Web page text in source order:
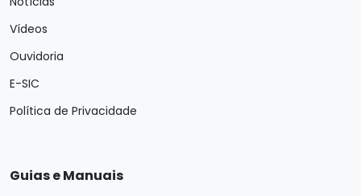
Vídeos
Ouvidoria
E-SIC
Política de Privacidade
Guias e Manuais